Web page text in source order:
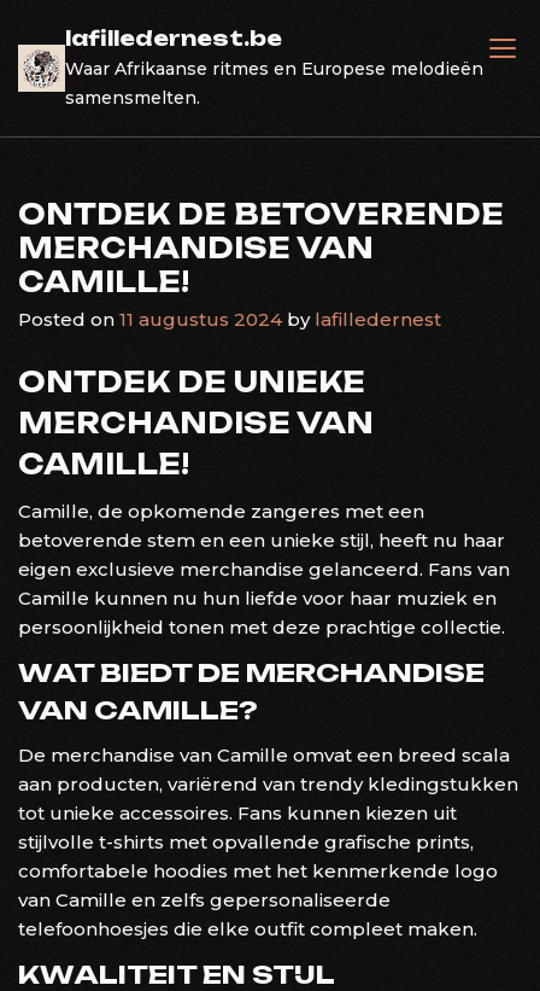
content
lafilledernest.be
Waar Afrikaanse ritmes en Europese melodieën
samensmelten.
ONTDEK DE BETOVERENDE
MERCHANDISE VAN
CAMILLE!
Posted on 11 augustus 2024by lafilledernest
ONTDEK DE UNIEKE
MERCHANDISE VAN
CAMILLE!
Camille, de opkomende zangeres met een
betoverende stem en een unieke stijl, heeft nu haar
eigen exclusieve merchandise gelanceerd. Fans van
Camille kunnen nu hun liefde voor haar muziek en
persoonlijkheid tonen met deze prachtige collectie.
WAT BIEDT DE MERCHANDISE
VAN CAMILLE?
De merchandise van Camille omvat een breed scala
aan producten, variërend van trendy kledingstukken
tot unieke accessoires. Fans kunnen kiezen uit
stijlvolle t-shirts met opvallende grafische prints,
comfortabele hoodies met het kenmerkende logo
van Camille en zelfs gepersonaliseerde
telefoonhoesjes die elke outfit compleet maken.
KWALITEIT EN STIJL